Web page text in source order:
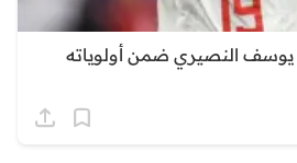
النصيري ضمن أولوياته